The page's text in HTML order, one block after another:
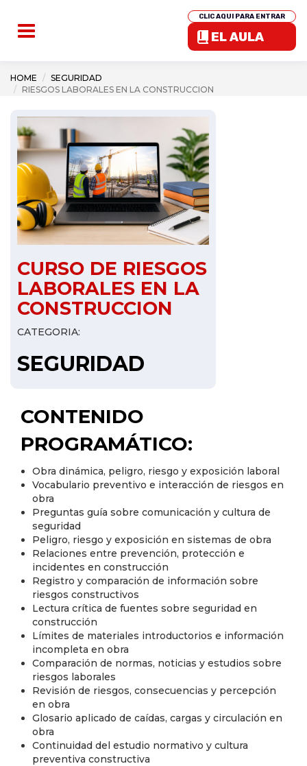
CLIC AQUI PARA ENTRAR
EL AULA
HOME
SEGURIDAD
RIESGOS LABORALES EN LA CONSTRUCCION
CURSO DE RIESGOS
LABORALES EN LA
CONSTRUCCION
CATEGORIA:
SEGURIDAD
CONTENIDO
PROGRAMÁTICO:
Obra dinámica, peligro, riesgo y exposición laboral
Vocabulario preventivo e interacción de riesgos en
obra
Preguntas guía sobre comunicación y cultura de
seguridad
Peligro, riesgo y exposición en sistemas de obra
Relaciones entre prevención, protección e
incidentes en construcción
Registro y comparación de información sobre
riesgos constructivos
Lectura crítica de fuentes sobre seguridad en
construcción
Límites de materiales introductorios e información
incompleta en obra
Comparación de normas, noticias y estudios sobre
riesgos laborales
Revisión de riesgos, consecuencias y percepción
en obra
Glosario aplicado de caídas, cargas y circulación en
obra
Continuidad del estudio normativo y cultura
preventiva constructiva